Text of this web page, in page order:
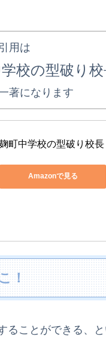
用は
学校の型破り
になります
町中学校の型破り校
Amazonで見る
！
ることができる、と